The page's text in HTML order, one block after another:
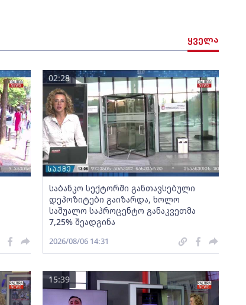
ყველა
საბანკო სექტორში განთავსებული
დეპოზიტები გაიზარდა, ხოლო
საშუალო საპროცენტო განაკვეთმა
7,25% შეადგინა
02:28
2026/08/06 14:31
15:39